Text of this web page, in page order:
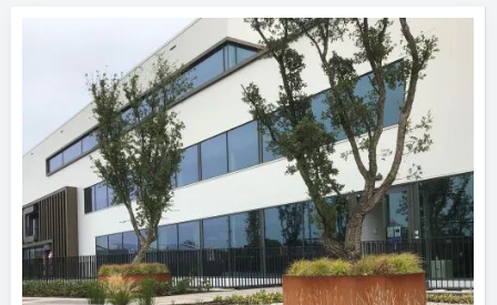
Produktdaten
Ausschreibungstexte
CAD-Details
Architekturobjekte